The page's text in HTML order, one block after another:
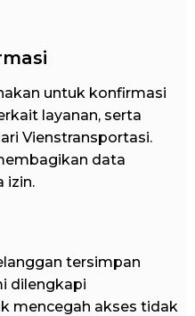
untuk konfirmasi
layanan, serta
Vienstransportasi.
data
izin.
tersimpan
dilengkapi
mencegah akses tidak